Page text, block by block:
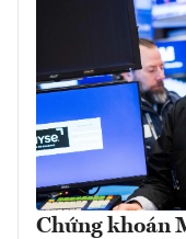
Chứng khoán